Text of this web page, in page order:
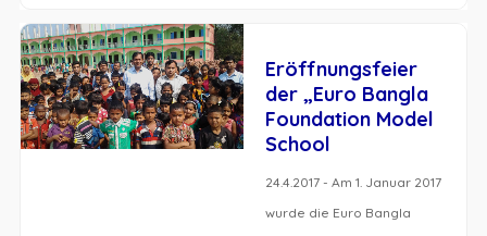
Eröffnungsfeier
der „Euro Bangla
Foundation Model
School
24.4.2017 - Am 1. Januar 2017
wurde die Euro Bangla